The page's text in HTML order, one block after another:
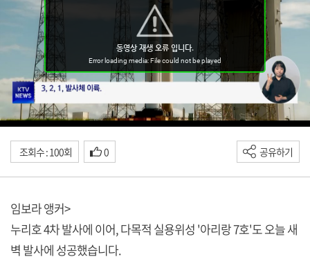
조회수 : 100회 0 공유하기
임보라 앵커>
누리호 4차 발사에 이어, 다목적 실용위성 '아리랑 7호'도 오늘 새
벽 발사에 성공했습니다.